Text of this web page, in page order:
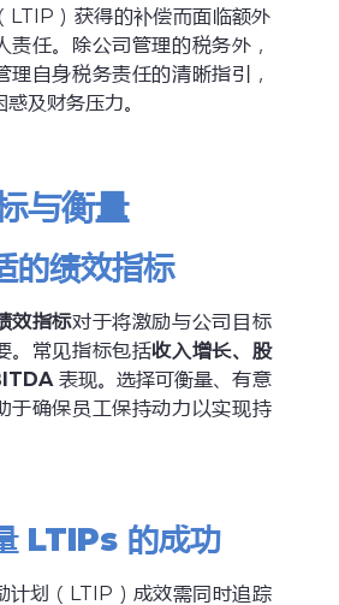
LTIP）获得的补偿而面临额外
责任。除公司管理的税务外，
理自身税务责任的清晰指引，
及财务压力。
与衡量
的绩效指标
效指标对于将激励与公司目标
。常见指标包括收入增长、股
表现。选择可衡量、有意
于确保员工保持动力以实现持
LTIPs 的成功
计划（LTIP）成效需同时追踪